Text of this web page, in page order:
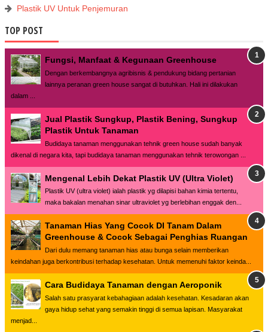
Plastik UV Untuk Penjemuran
TOP POST
Fungsi, Manfaat & Kegunaan Greenhouse
Dengan berkembangnya agribisnis & pendukung bidang pertanian
lainnya peranan green house sangat di butuhkan. Hali ini dilakukan
dalam ...
Jual Plastik Sungkup, Plastik Bening, Sungkup
Plastik Untuk Tanaman
Budidaya tanaman menggunakan tehnik green house sudah banyak
dikenal di negara kita, tapi budidaya tanaman menggunakan tehnik terowongan ...
Mengenal Lebih Dekat Plastik UV (Ultra Violet)
Plastik UV (ultra violet) ialah plastik yg dilapisi bahan kimia tertentu,
maka bakalan menahan sinar ultraviolet yg berlebihan enggak den...
Tanaman Hias Yang Cocok DI Tanam Dalam
Greenhouse & Cocok Sebagai Penghias Ruangan
Dari dulu memang tanaman hias atau bunga selain memberikan
keindahan juga berkontribusi terhadap kesehatan. Untuk memenuhi faktor keinda...
Cara Budidaya Tanaman dengan Aeroponik
Salah satu prasyarat kebahagiaan adalah kesehatan. Kesadaran akan
gaya hidup sehat yang semakin tinggi di semua lapisan. Masyarakat
menjad...